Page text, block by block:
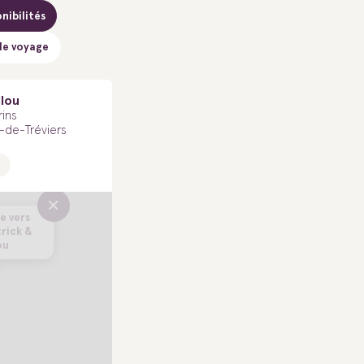
voyage
de-Tréviers
vers
&
×